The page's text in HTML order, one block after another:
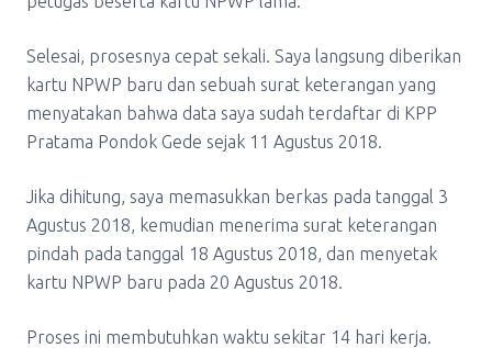
Selesai, prosesnya cepat sekali. Saya langsung diberikan
kartu NPWP baru dan sebuah surat keterangan yang
menyatakan bahwa data saya sudah terdaftar di KPP
Pratama Pondok Gede sejak 11 Agustus 2018.
Jika dihitung, saya memasukkan berkas pada tanggal 3
Agustus 2018, kemudian menerima surat keterangan
pindah pada tanggal 18 Agustus 2018, dan menyetak
kartu NPWP baru pada 20 Agustus 2018.
Proses ini membutuhkan waktu sekitar 14 hari kerja.